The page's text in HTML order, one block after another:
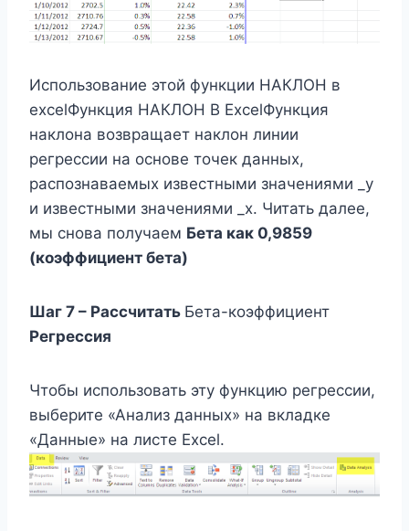
Использование этой функции НАКЛОН в
excelФункция НАКЛОН В ExcelФункция
наклона возвращает наклон линии
регрессии на основе точек данных,
распознаваемых известными значениями _y
и известными значениями _x. Читать далее,
мы снова получаем Бета как 0,9859
(коэффициент бета)
Шаг 7 – Рассчитать Бета-коэффициент
Регрессия
Чтобы использовать эту функцию регрессии,
выберите «Анализ данных» на вкладке
«Данные» на листе Excel.